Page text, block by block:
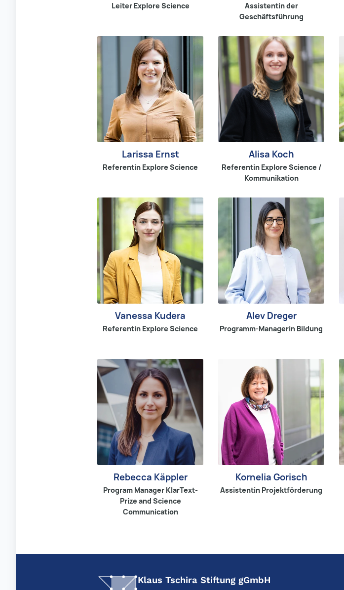
Leiter Explore Science
Assistentin der
Geschäftsführung
Larissa Ernst
Referentin Explore Science
Alisa Koch
Referentin Explore Science /
Kommunikation
Vanessa Kudera
Referentin Explore Science
Alev Dreger
Programm-Managerin Bildung
Rebecca Käppler
Program Manager KlarText-
Prize and Science
Communication
Kornelia Gorisch
Assistentin Projektförderung
Klaus Tschira Stiftung gGmbH